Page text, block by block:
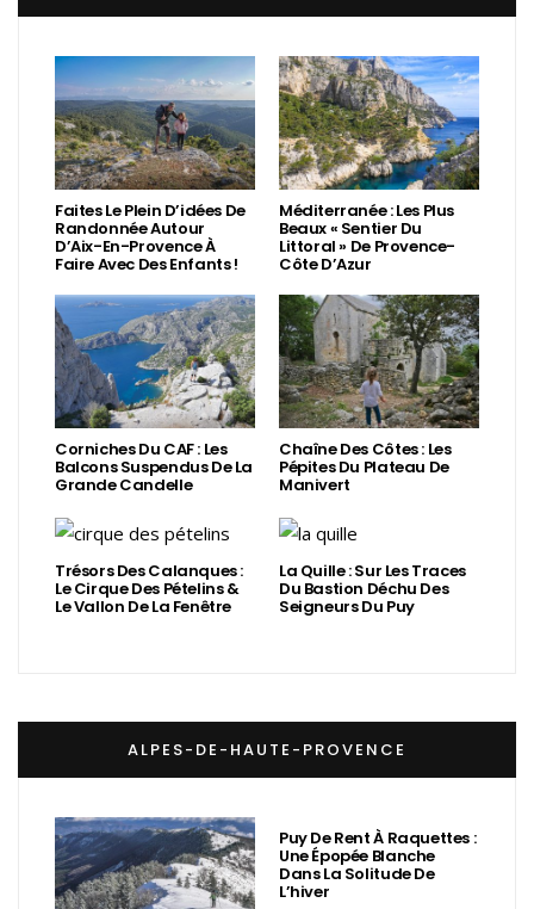
Faites Le Plein D’idées De
Randonnée Autour
D’Aix-En-Provence À
Faire Avec Des Enfants !
Méditerranée : Les Plus
Beaux « Sentier Du
Littoral » De Provence-
Côte D’Azur
Corniches Du CAF : Les
Balcons Suspendus De La
Grande Candelle
Chaîne Des Côtes : Les
Pépites Du Plateau De
Manivert
Trésors Des Calanques :
Le Cirque Des Pételins &
Le Vallon De La Fenêtre
La Quille : Sur Les Traces
Du Bastion Déchu Des
Seigneurs Du Puy
ALPES-DE-HAUTE-PROVENCE
Puy De Rent À Raquettes :
Une Épopée Blanche
Dans La Solitude De
L’hiver